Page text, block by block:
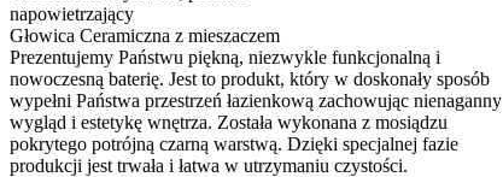
napowietrzający
Głowica Ceramiczna z mieszaczem
Prezentujemy Państwu piękną, niezwykle funkcjonalną i
nowoczesną baterię. Jest to produkt, który w doskonały sposób
wypełni Państwa przestrzeń łazienkową zachowując nienaganny
wygląd i estetykę wnętrza. Została wykonana z mosiądzu
pokrytego potrójną czarną warstwą. Dzięki specjalnej fazie
produkcji jest trwała i łatwa w utrzymaniu czystości.